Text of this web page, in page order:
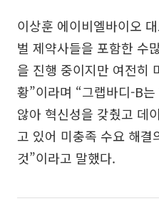
이상훈 에이비엘바이오
벌 제약사들을 포함한 수
을 진행 중이지만 여전히
황”이라며 “그랩바디-B
않아 혁신성을 갖췄고 데
고 있어 미충족 수요 해결
것”이라고 말했다.